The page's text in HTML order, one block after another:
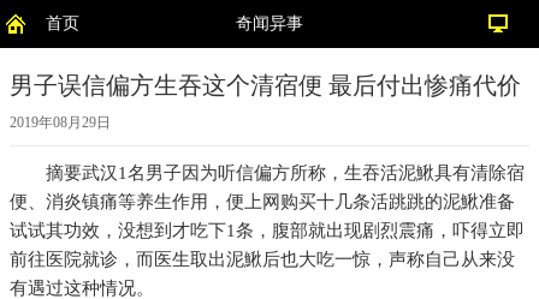
首页 奇闻异事
男子误信偏方生吞这个清宿便 最后付出惨痛代价
2019年08月29日
摘要武汉1名男子因为听信偏方所称，生吞活泥鰍具有清除宿
便、消炎镇痛等养生作用，便上网购买十几条活跳跳的泥鰍准备
试试其功效，没想到才吃下1条，腹部就出现剧烈震痛，吓得立即
前往医院就诊，而医生取出泥鰍后也大吃一惊，声称自己从来没
有遇过这种情况。